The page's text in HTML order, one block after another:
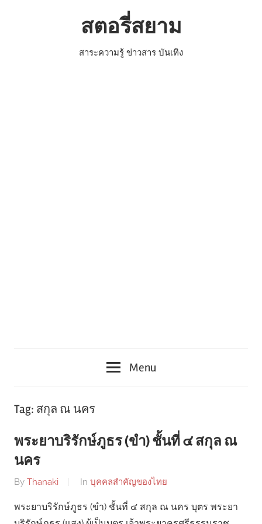
สตอรี่สยาม
สาระความรู้ ข่าวสาร บันเทิง
Menu
Tag: สกุล ณ นคร
พระยาบริรักษ์ภูธร (ขํา) ชั้นที่ ๔ สกุล ณ
นคร
By Thanaki In บุคคลสำคัญของไทย
พระยาบริรักษ์ภูธร (ขํา) ชั้นที่ ๔ สกุล ณ นคร บุตร พระยา